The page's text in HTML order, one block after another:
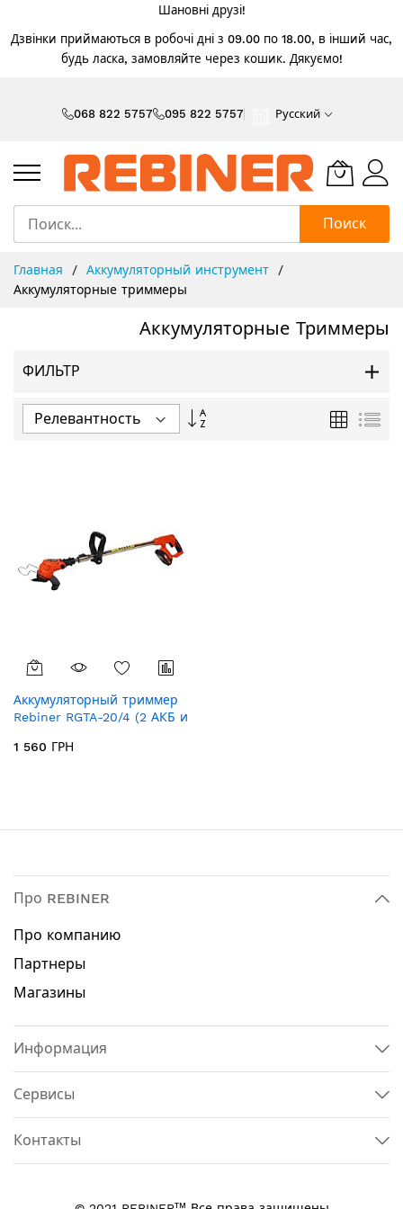
Шановні друзі!
Дзвінки приймаються в робочі дні з 09.00 по 18.00, в інший час,
будь ласка, замовляйте через кошик. Дякуємо!
068 822 5757 095 822 5757 Русский
Поиск
Главная
Аккумуляторный инструмент
Аккумуляторные триммеры
Аккумуляторные Триммеры
ФИЛЬТР
Задать
Сетка
Аккумуляторный триммер
Rebiner RGTA-20/4 (2 АКБ и
1 560 ГРН
Про REBINER
Про компанию
Партнеры
Магазины
Информация
Сервисы
Контакты
тм